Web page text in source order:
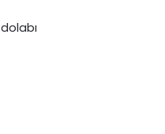
Tek Çıkışlı Araç, Karavan